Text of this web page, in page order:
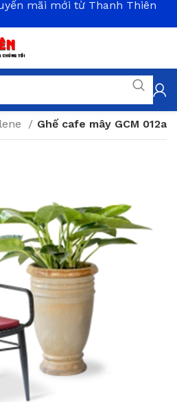
Ghế cafe mây GCM 012a
mãi mới từ Thanh Thiên